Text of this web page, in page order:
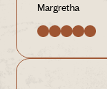
Margretha